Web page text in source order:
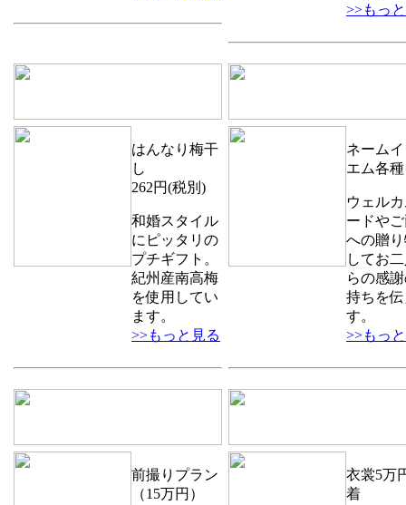
>>もっ
はんなり梅干
し
262円(税別)
和婚スタイル
にピッタリの
プチギフト。
紀州産南高梅
を使用してい
ます。
>>もっと見る
ネーム
エム各種
ウェル
ードや
への贈
してお
らの感
持ちを
す。
>>もっ
前撮りプラン
（15万円）
衣裳5万
着